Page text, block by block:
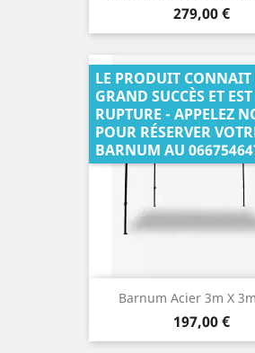
Prix
279,00 €
Barnum Acier 3m X
Prix
197,00 €
LE PRODUIT
GRAND SUCCÈS ET
RUPTURE - APPELEZ
POUR RÉSERVER
BARNUM AU